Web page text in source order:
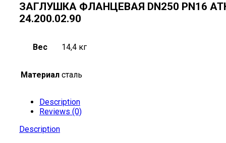
ЗАГЛУШКА ФЛАНЦЕВАЯ DN250 PN16
24.200.02.90
Вес 14,4 кг
Материал сталь
Description
Reviews (0)
Description